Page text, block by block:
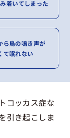
着いてしまった
ら鳥の鳴き声が
て眠れない
コッカス症な
引き起こしま